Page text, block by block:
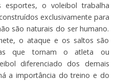
esportes, o voleibol trabalha
exclusivamente para
são naturais do ser humano.
o ataque e os saltos são
que tornam o atleta ou
diferenciado dos demais
a importância do treino e do